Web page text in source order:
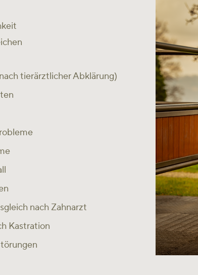
tierärztlicher Abklärung)
nach Zahnarzt
Kastration